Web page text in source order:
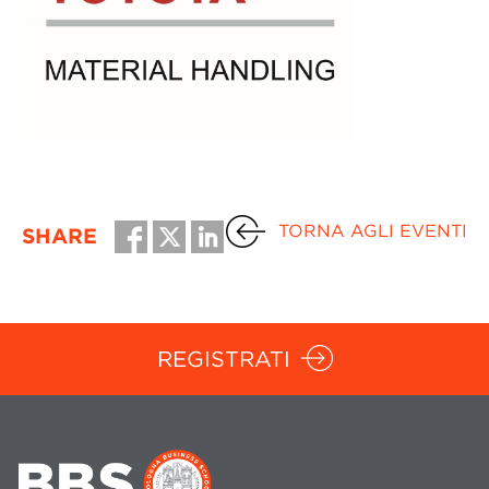
SHARE TORNA AGLI EVENTI
REGISTRATI